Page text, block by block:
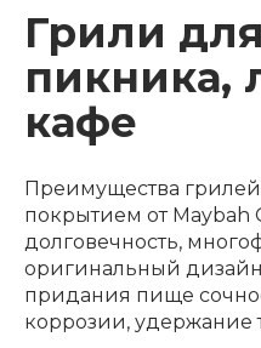
Грили
пикника,
кафе
Преимущества
покрытием от Maybah
долговечность,
оригинальный
придания пище
коррозии, удержание